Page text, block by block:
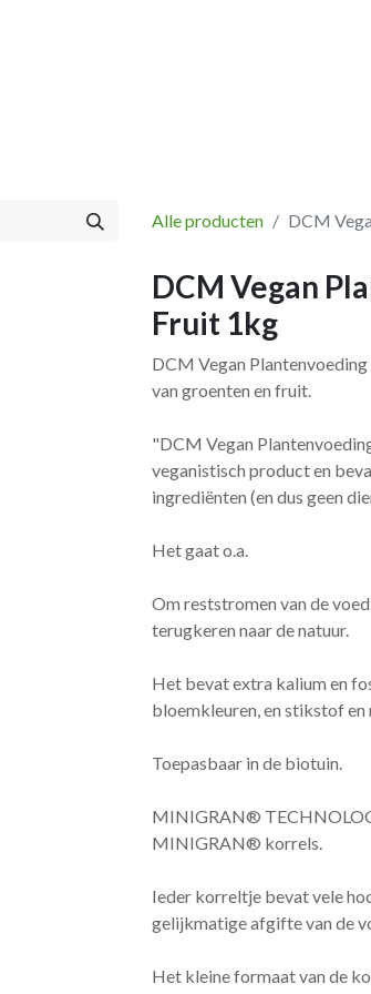
Alle producten DCM
DCM Vegan
Fruit 1kg
DCM Vegan
van groenten en fruit.
"DCM Vegan
veganistisch product en
ingrediënten (en dus geen
Het gaat o.a.
Om reststromen van de
terugkeren naar de natuur.
Het bevat extra kalium en
bloemkleuren, en stikstof
Toepasbaar in de biotuin.
MINIGRAN®
MINIGRAN® korrels.
Ieder korreltje bevat vele
gelijkmatige afgifte van de
Het kleine formaat van de